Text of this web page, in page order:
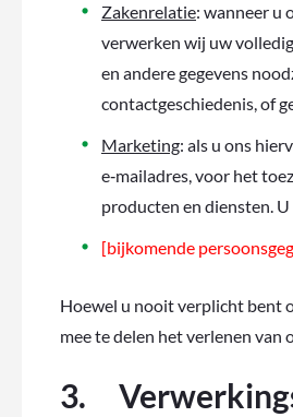
Zakenrelatie: wanneer u
verwerken wij uw
en andere gegevens
contactgeschiedenis, of
Marketing: als u ons
e‑mailadres, voor het
producten en diensten.
[bijkomende
Hoewel u nooit verplicht bent
mee te delen het verlenen van
3.